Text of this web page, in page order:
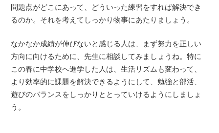
問題点がどこにあって、どういった練習をすれば解決でき
るのか。それを考えてしっかり物事にあたりましょう。
なかなか成績が伸びないと感じる人は、まず努力を正しい
方向に向けるために、先生に相談してみましょうね。特に
この春に中学校へ進学した人は、生活リズムも変わって、
より効率的に課題を解決できるようにして、勉強と部活、
遊びのバランスをしっかりととっていけるようにしましょ
う。